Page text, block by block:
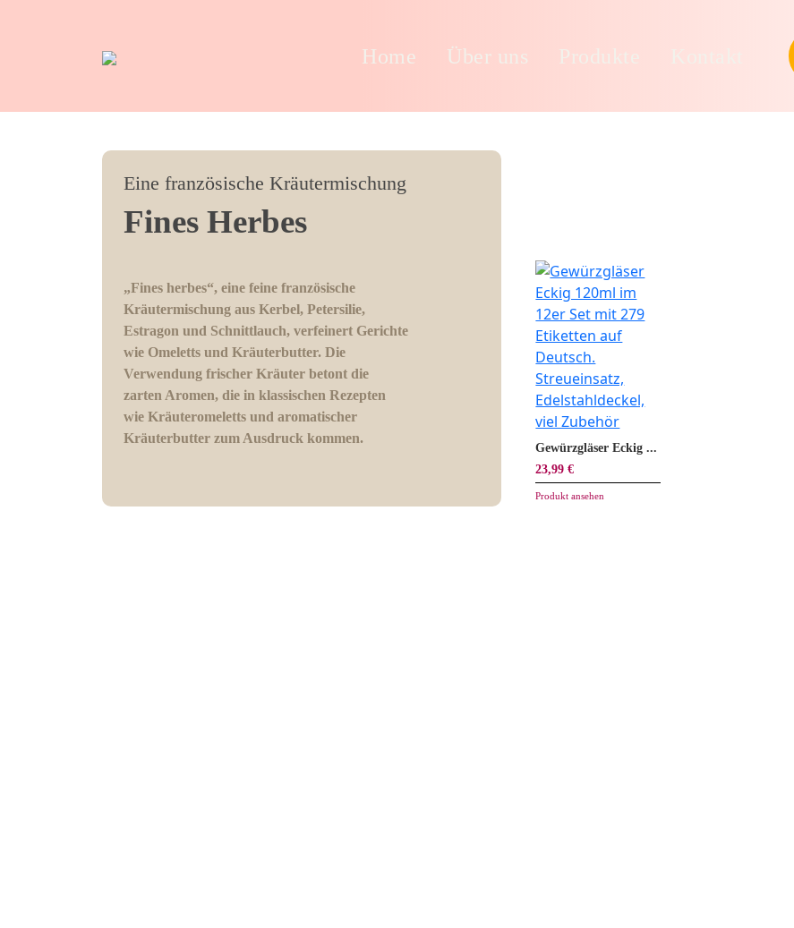
Home Über uns
Eine französische Kräutermischung
Fines Herbes
„Fines herbes“, eine feine französische
Kräutermischung aus Kerbel, Petersilie,
Estragon und Schnittlauch, verfeinert Gerichte
wie Omeletts und Kräuterbutter. Die
Verwendung frischer Kräuter betont die
zarten Aromen, die in klassischen Rezepten
wie Kräuteromeletts und aromatischer
Kräuterbutter zum Ausdruck kommen.
Gewürzgläser Eckig ...
23,99 €
Produkt ansehen